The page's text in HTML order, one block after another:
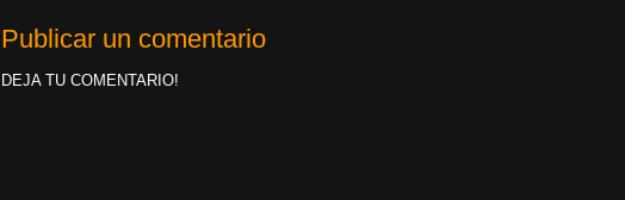
Publicar un comentario
DEJA TU COMENTARIO!